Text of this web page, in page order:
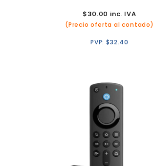
$30.00 inc. IVA
(Precio oferta al contado)
PVP:$32.40